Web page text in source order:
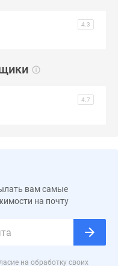
4.3
4.7
вам самые
на почту
на обработку своих